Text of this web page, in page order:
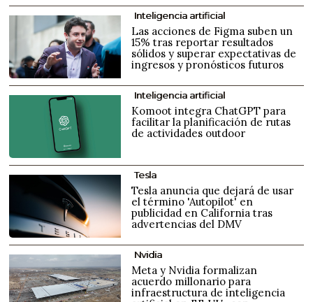
Inteligencia artificial
Las acciones de Figma suben un
15% tras reportar resultados
sólidos y superar expectativas de
ingresos y pronósticos futuros
Inteligencia artificial
Komoot integra ChatGPT para
facilitar la planificación de rutas
de actividades outdoor
Tesla
Tesla anuncia que dejará de usar
el término 'Autopilot' en
publicidad en California tras
advertencias del DMV
Nvidia
Meta y Nvidia formalizan
acuerdo millonario para
infraestructura de inteligencia